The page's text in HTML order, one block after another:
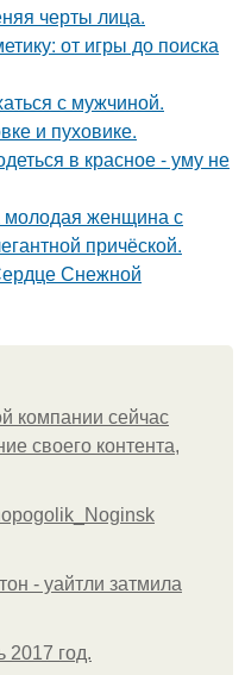
черты лица.
от игры до поиска
с мужчиной.
и пуховике.
в красное - уму не
женщина с
причёской.
Снежной
компании сейчас
своего контента,
- уайтли затмила
2017 год.